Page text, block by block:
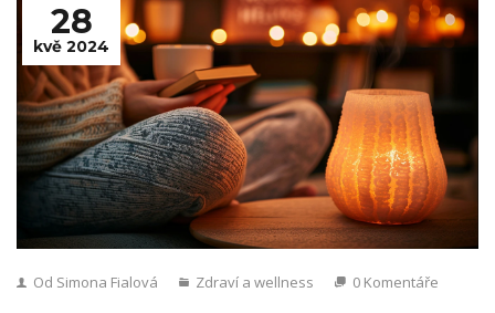
28
kvě 2024
Od Simona Fialová Zdraví a wellness 0 Komentáře